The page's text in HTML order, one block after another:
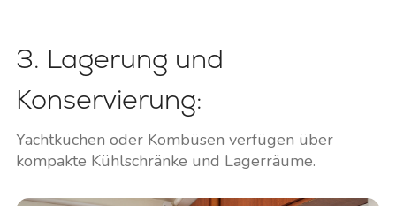
3. Lagerung und
Konservierung:
Yachtküchen oder Kombüsen verfügen über
kompakte Kühlschränke und Lagerräume.